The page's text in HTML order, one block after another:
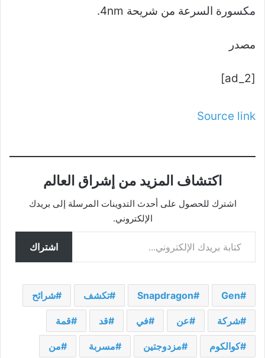
مكسورة السرعة من شريحة 4nm.
مصدر
[ad_2]
Source link
اكتشاف المزيد من إشراق العالم
اشترك للحصول على أحدث التدوينات المرسلة إلى بريدك
الإلكتروني.
كتابة بريدك الإلكتروني...
اشتراك
Gen
Snapdragon تكشف شرائح
شركة عن في قد قمة
كوالكوم مزدوجتين مسربة من